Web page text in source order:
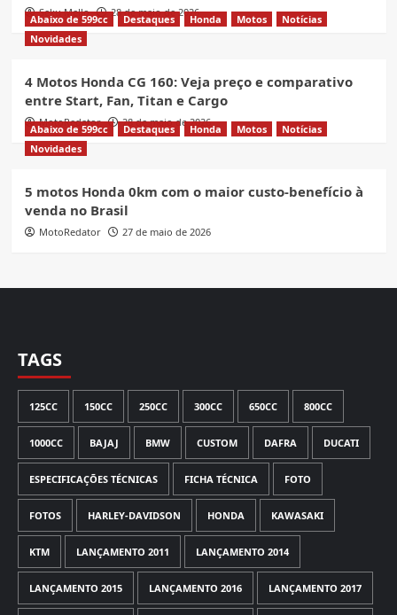
Seku Mello 28 de maio de 2026
Abaixo de 599cc Destaques Honda Motos
Notícias
Novidades
4 Motos Honda CG 160: Veja preço e comparativo
entre Start, Fan, Titan e Cargo
MotoRedator 28 de maio de 2026
Abaixo de 599cc Destaques Honda Motos
Notícias
Novidades
5 motos Honda 0km com o maior custo-benefício à
venda no Brasil
MotoRedator 27 de maio de 2026
TAGS
125CC 150CC 250CC 300CC 650CC 800CC
1000CC BAJAJ BMW CUSTOM DAFRA DUCATI
ESPECIFICAÇÕES TÉCNICAS FICHA TÉCNICA FOTO
FOTOS HARLEY-DAVIDSON HONDA KAWASAKI
KTM LANÇAMENTO 2011 LANÇAMENTO 2014
LANÇAMENTO 2015 LANÇAMENTO 2016 LANÇAMENTO 2017